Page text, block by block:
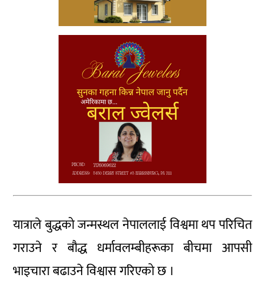
यात्राले बुद्धको जन्मस्थल नेपाललाई विश्वमा थप परिचित
गराउने र बौद्ध धर्मावलम्बीहरूका बीचमा आपसी
भाइचारा बढाउने विश्वास गरिएको छ ।